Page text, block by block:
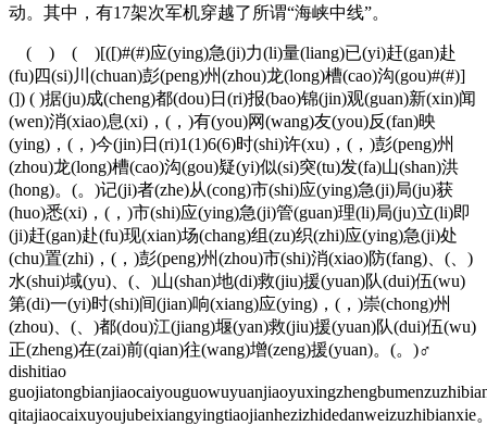
动。其中，有17架次军机穿越了所谓“海峡中线”。
( ) ( )[([)#(#)应(ying)急(ji)力(li)量(liang)已(yi)赶(gan)赴
(fu)四(si)川(chuan)彭(peng)州(zhou)龙(long)槽(cao)沟(gou)#(#)]
(]) ( )据(ju)成(cheng)都(dou)日(ri)报(bao)锦(jin)观(guan)新(xin)闻
(wen)消(xiao)息(xi)，(，)有(you)网(wang)友(you)反(fan)映
(ying)，(，)今(jin)日(ri)1(1)6(6)时(shi)许(xu)，(，)彭(peng)州
(zhou)龙(long)槽(cao)沟(gou)疑(yi)似(si)突(tu)发(fa)山(shan)洪
(hong)。(。)记(ji)者(zhe)从(cong)市(shi)应(ying)急(ji)局(ju)获
(huo)悉(xi)，(，)市(shi)应(ying)急(ji)管(guan)理(li)局(ju)立(li)即
(ji)赶(gan)赴(fu)现(xian)场(chang)组(zu)织(zhi)应(ying)急(ji)处
(chu)置(zhi)，(，)彭(peng)州(zhou)市(shi)消(xiao)防(fang)、(、)
水(shui)域(yu)、(、)山(shan)地(di)救(jiu)援(yuan)队(dui)伍(wu)
第(di)一(yi)时(shi)间(jian)响(xiang)应(ying)，(，)崇(chong)州
(zhou)、(、)都(dou)江(jiang)堰(yan)救(jiu)援(yuan)队(dui)伍(wu)
正(zheng)在(zai)前(qian)往(wang)增(zeng)援(yuan)。(。)♂
dishitiao
qitajiaocaixuyoujubeixiangyingtiaojianhezizhidedanweizuzhibianxie